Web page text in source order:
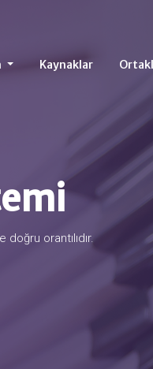
Kaynaklar
orantılıdır.